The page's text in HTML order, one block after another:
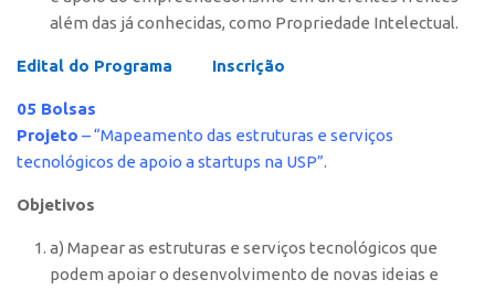
CEPIDs
PRPI/USP
Bússola da Inovação
além das já conhecidas, como Propriedade Intelectual.
Edital do Programa Inscrição
05 Bolsas
Projeto – “Mapeamento das estruturas e serviços
tecnológicos de apoio a startups na USP”.
Objetivos
a) Mapear as estruturas e serviços tecnológicos que
podem apoiar o desenvolvimento de novas ideias e